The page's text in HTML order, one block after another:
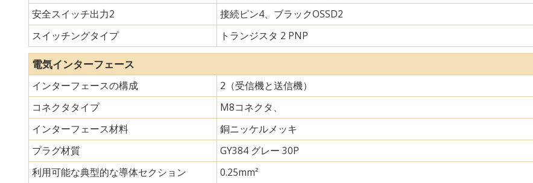
安全スイッチ出力2
接続ピン4、ブラックOSSD2
スイッチングタイプ
トランジスタ 2 PNP
電気インターフェース
インターフェースの構成
2（受信機と送信機）
コネクタタイプ
M8コネクタ、
インターフェース材料
銅ニッケルメッキ
プラグ材質
GY384 グレー 30P
利用可能な典型的な導体セクション
0.25mm²